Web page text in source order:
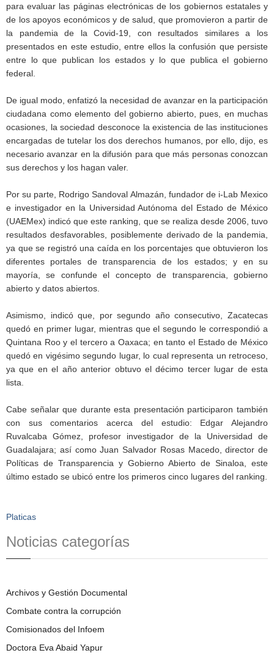
para evaluar las páginas electrónicas de los gobiernos estatales y
de los apoyos económicos y de salud, que promovieron a partir de
la pandemia de la Covid-19, con resultados similares a los
presentados en este estudio, entre ellos la confusión que persiste
entre lo que publican los estados y lo que publica el gobierno
federal.
De igual modo, enfatizó la necesidad de avanzar en la participación
ciudadana como elemento del gobierno abierto, pues, en muchas
ocasiones, la sociedad desconoce la existencia de las instituciones
encargadas de tutelar los dos derechos humanos, por ello, dijo, es
necesario avanzar en la difusión para que más personas conozcan
sus derechos y los hagan valer.
Por su parte, Rodrigo Sandoval Almazán, fundador de i-Lab Mexico
e investigador en la Universidad Autónoma del Estado de México
(UAEMex) indicó que este ranking, que se realiza desde 2006, tuvo
resultados desfavorables, posiblemente derivado de la pandemia,
ya que se registró una caída en los porcentajes que obtuvieron los
diferentes portales de transparencia de los estados; y en su
mayoría, se confunde el concepto de transparencia, gobierno
abierto y datos abiertos.
Asimismo, indicó que, por segundo año consecutivo, Zacatecas
quedó en primer lugar, mientras que el segundo le correspondió a
Quintana Roo y el tercero a Oaxaca; en tanto el Estado de México
quedó en vigésimo segundo lugar, lo cual representa un retroceso,
ya que en el año anterior obtuvo el décimo tercer lugar de esta
lista.
Cabe señalar que durante esta presentación participaron también
con sus comentarios acerca del estudio: Edgar Alejandro
Ruvalcaba Gómez, profesor investigador de la Universidad de
Guadalajara; así como Juan Salvador Rosas Macedo, director de
Políticas de Transparencia y Gobierno Abierto de Sinaloa, este
último estado se ubicó entre los primeros cinco lugares del ranking.
Platicas
Noticias categorías
Archivos y Gestión Documental
Combate contra la corrupción
Comisionados del Infoem
Doctora Eva Abaid Yapur